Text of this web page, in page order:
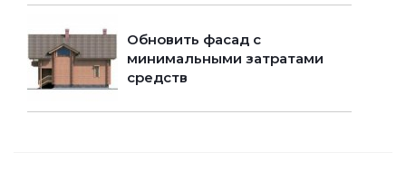
Обновить фасад с
минимальными затратами
средств